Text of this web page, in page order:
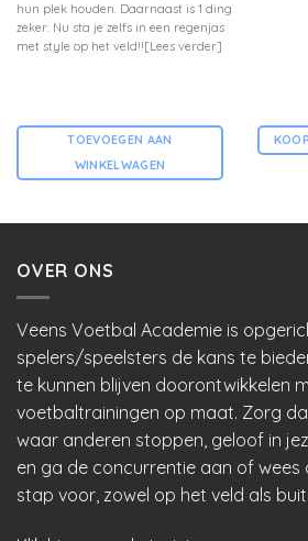
hun plek houden. Daarnaast is 1 ding
zeker: Nu sta je zelfs in een regenjas
met style op het veld!![Lees verder]
TOEVOEGEN AAN
WINKELWAGEN
OVER ONS
Veens Voetbal Academie is
spelers/speelsters de kans te
te kunnen blijven doorontwikkelen
voetbaltrainingen op maat. Zorg
waar anderen stoppen, geloof in
en ga de concurrentie aan of wees
stap voor, zowel op het veld als